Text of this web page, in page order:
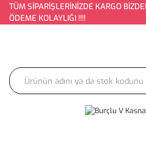
TÜM SİPARİŞLERİNİZDE KARGO
ÖDEME KOLAYLIĞI !!!!